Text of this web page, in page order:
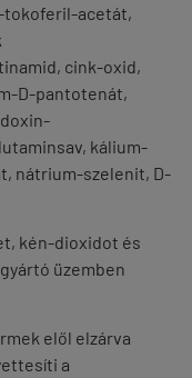
tokoferil-acetát,
cink-oxid,
D-pantotenát,
kálium-
nátrium-szelenit, D-
kén-dioxidot és
üzemben
elől elzárva
a